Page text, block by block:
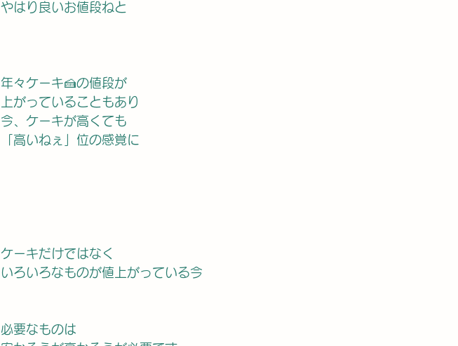
やはり良いお値段ねと
年々ケーキ🍰の値段が
上がっていることもあり
今、ケーキが高くても
「高いねぇ」位の感覚に
ケーキだけではなく
いろいろなものが値上がっている今
必要なものは